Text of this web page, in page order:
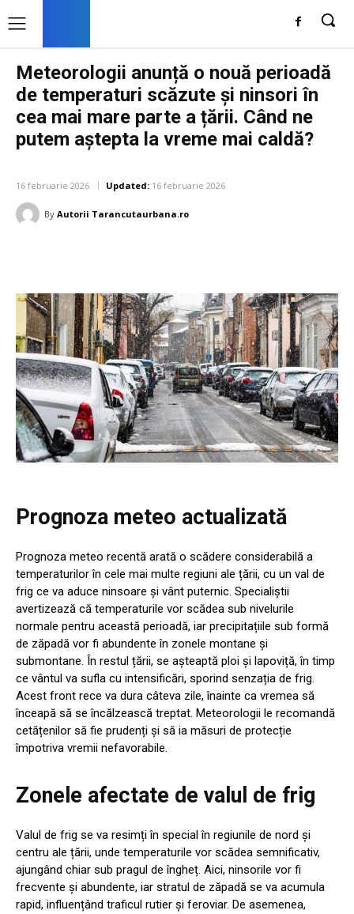
Meteorologii anunță o nouă perioadă
de temperaturi scăzute și ninsori în
cea mai mare parte a țării. Când ne
putem aștepta la vreme mai caldă?
16 februarie 2026 Updated: 16 februarie 2026
By Autorii Tarancutaurbana.ro
Prognoza meteo actualizată
Prognoza meteo recentă arată o scădere considerabilă a
temperaturilor în cele mai multe regiuni ale țării, cu un val de
frig ce va aduce ninsoare și vânt puternic. Specialiștii
avertizează că temperaturile vor scădea sub nivelurile
normale pentru această perioadă, iar precipitațiile sub formă
de zăpadă vor fi abundente în zonele montane și
submontane. În restul țării, se așteaptă ploi și lapoviță, în timp
ce vântul va sufla cu intensificări, sporind senzația de frig.
Acest front rece va dura câteva zile, înainte ca vremea să
înceapă să se încălzească treptat. Meteorologii le recomandă
cetățenilor să fie prudenți și să ia măsuri de protecție
împotriva vremii nefavorabile.
Zonele afectate de valul de frig
Valul de frig se va resimți în special în regiunile de nord și
centru ale țării, unde temperaturile vor scădea semnificativ,
ajungând chiar sub pragul de îngheț. Aici, ninsorile vor fi
frecvente și abundente, iar stratul de zăpadă se va acumula
rapid, influențând traficul rutier și feroviar. De asemenea,